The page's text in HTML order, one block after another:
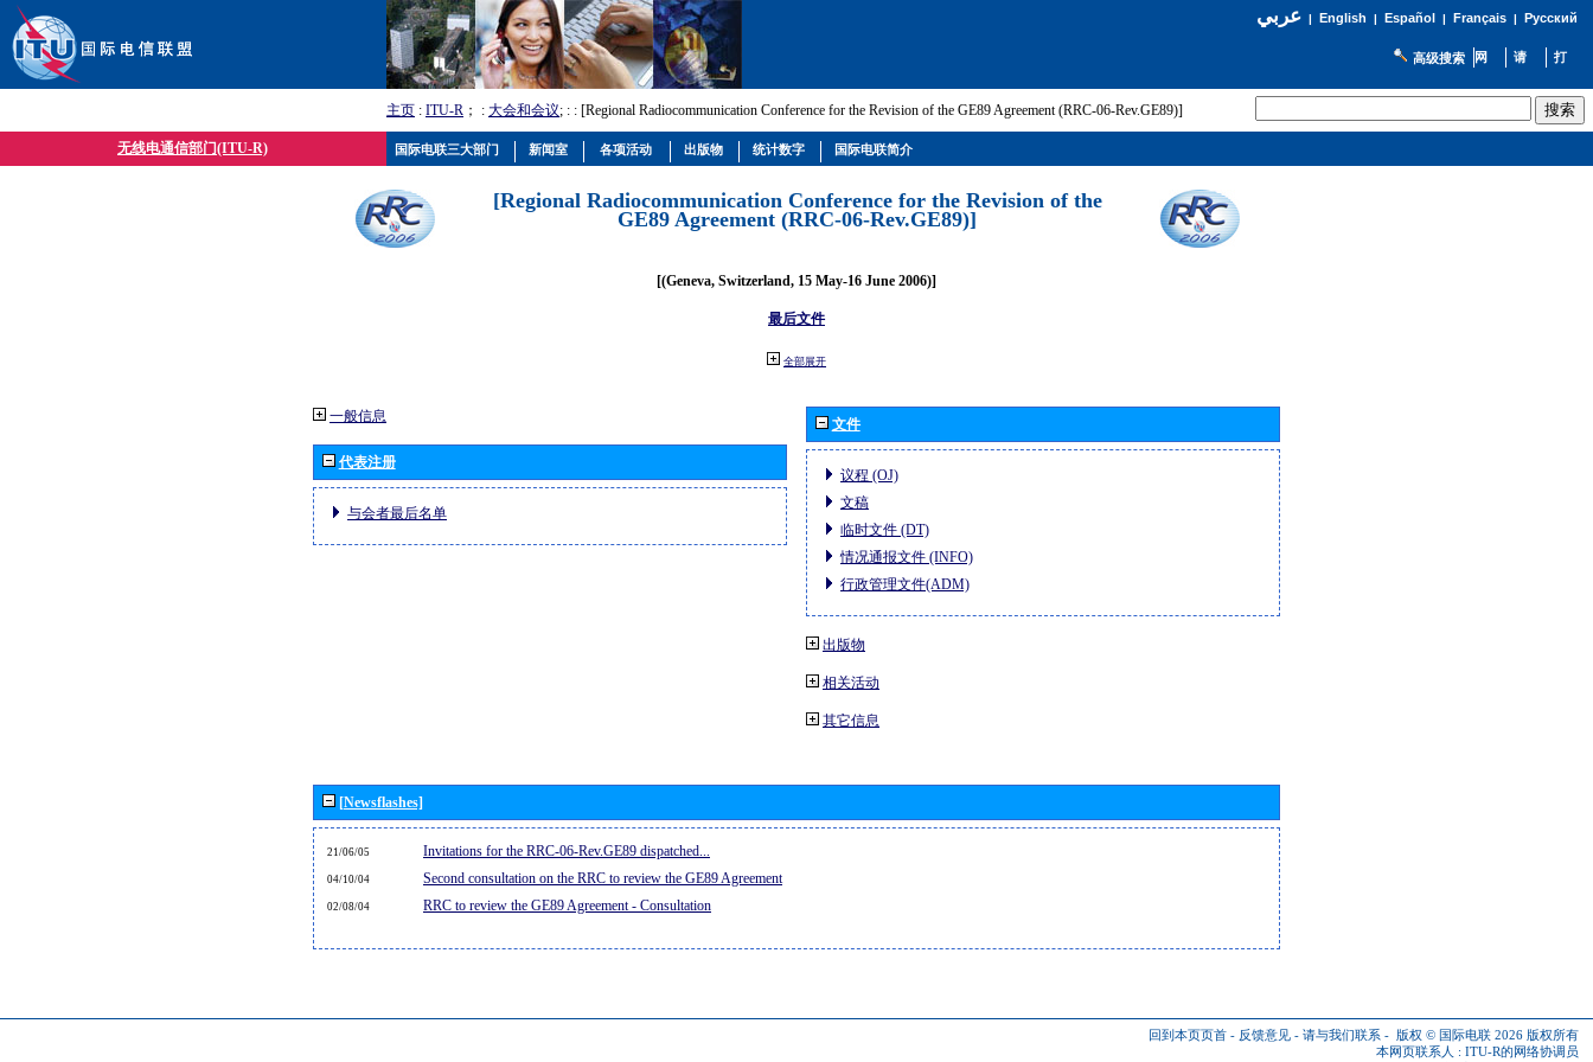
عربي| English | Español | Français| Русский
高级搜索
主页 : ITU-R ； : 大会和会议; : : [Regional Radiocommunication Conference for the Revision of the GE89 Agreement (RRC-06-Rev.GE89)]
无线电通信部门(ITU-R)
[Regional Radiocommunication Conference for the Revision of the
GE89 Agreement (RRC-06-Rev.GE89)]
[(Geneva, Switzerland, 15 May-16 June 2006)]
最后文件
全部展开
一般信息
代表注册
与会者最后名单
文件
议程 (OJ)
文稿
临时文件 (DT)
情况通报文件 (INFO)
行政管理文件(ADM)
出版物
相关活动
其它信息
[Newsflashes]
21/06/05 Invitations for the RRC-06-Rev.GE89 dispatched...
04/10/04 Second consultation on the RRC to review the GE89 Agreement
02/08/04 RRC to review the GE89 Agreement - Consultation
回到本页页首 - 反馈意见 - 请与我们联系 - 版权 © 国际电联 2026 版权所有
本网页联系人 : ITU-R的网络协调员
国际电联三大部门 新闻室 各项活动 出版物 统计数字 国际电联简介